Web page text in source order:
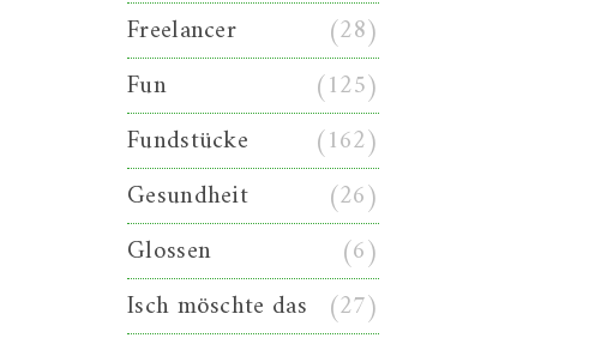
Freelancer
(28)
Fun
(125)
Fundstücke
(162)
Gesundheit
(26)
Glossen
(6)
Isch möschte das (27)